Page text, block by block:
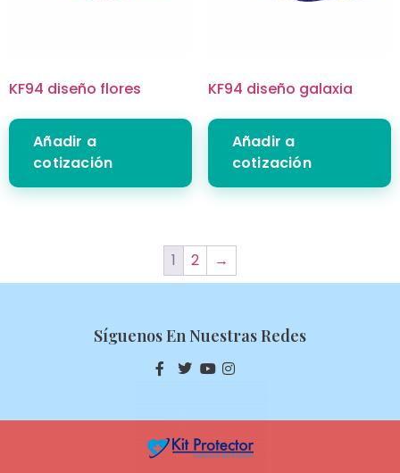
KF94 diseño flores
Añadir a
cotización
KF94 diseño galaxia
Añadir a
cotización
1 2 →
Síguenos En Nuestras Redes